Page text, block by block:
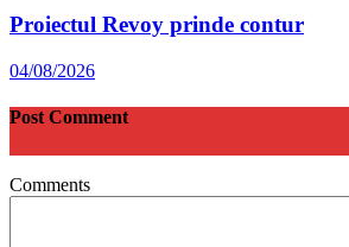
Proiectul Revoy prinde contur
04/08/2026
Post Comment
Comments